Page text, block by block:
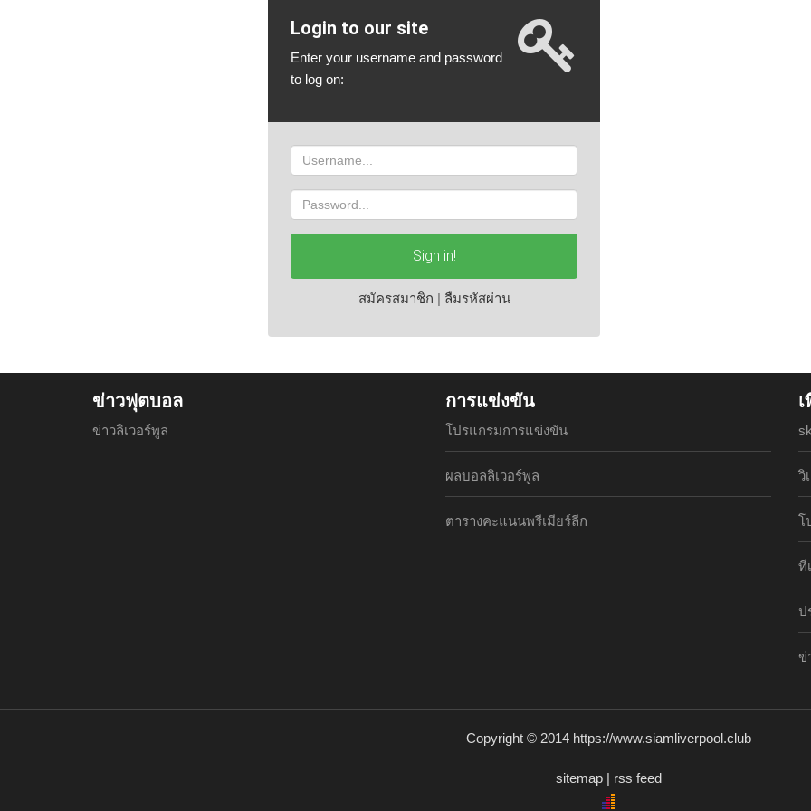
Login to our site
Enter your username and password
to log on:
Username
Password
Sign in!
สมัครสมาชิก | ลืมรหัสผ่าน
ข่าวฟุตบอล
ข่าวลิเวอร์พูล
การแข่งขัน
โปรแกรมการแข่งขัน
ผลบอลลิเวอร์พูล
ตารางคะแนนพรีเมียร์ลีก
วิ
โ
ที
ป
ข่
Copyright © 2014 https://www.siamliverpool.club
sitemap| rss feed